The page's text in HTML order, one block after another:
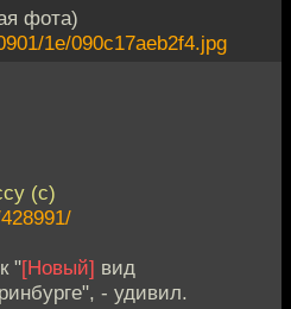
фота)
1e/090c17aeb2f4.jpg
(с)
"[Новый] вид
- удивил.